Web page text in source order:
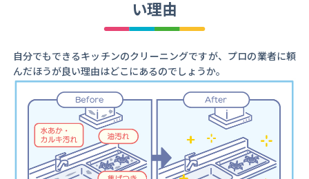
い理由
自分でもできるキッチンのクリーニングですが、プロの業者に頼
んだほうが良い理由はどこにあるのでしょうか。